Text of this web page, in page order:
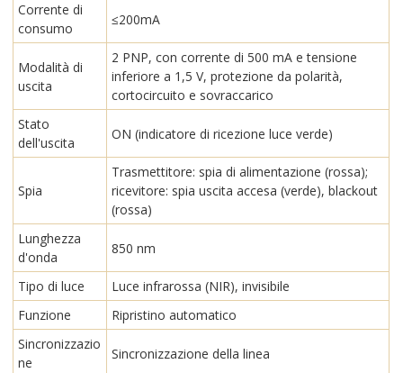
Corrente di
consumo
≤200mA
Modalità di
uscita
2 PNP, con corrente di 500 mA e tensione
inferiore a 1,5 V, protezione da polarità,
cortocircuito e sovraccarico
Stato
dell'uscita
ON (indicatore di ricezione luce verde)
Spia
Trasmettitore: spia di alimentazione (rossa);
ricevitore: spia uscita accesa (verde), blackout
(rossa)
Lunghezza
d'onda
850 nm
Tipo di luce
Luce infrarossa (NIR), invisibile
Funzione
Ripristino automatico
Sincronizzazio
ne
Sincronizzazione della linea